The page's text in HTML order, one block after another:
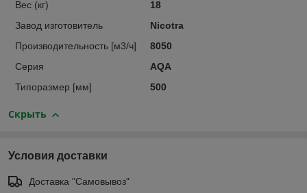
Вес (кг)
18
Завод изготовитель
Nicotra
Производительность [м3/ч]
8050
Серия
AQA
Типоразмер [мм]
500
Скрыть
Условия доставки
Доставка "Самовывоз"